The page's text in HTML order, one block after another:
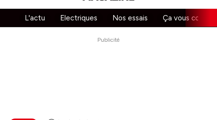
L'actu Electriques Nos essais Ça vous
Publicité